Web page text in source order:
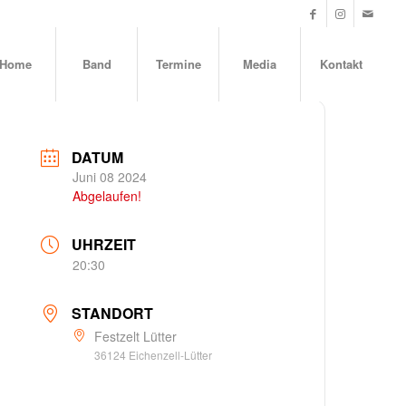
Band Termine Media Kontakt
DATUM
Juni 08 2024
Abgelaufen!
UHRZEIT
20:30
STANDORT
Festzelt Lütter
36124 Eichenzell-Lütter